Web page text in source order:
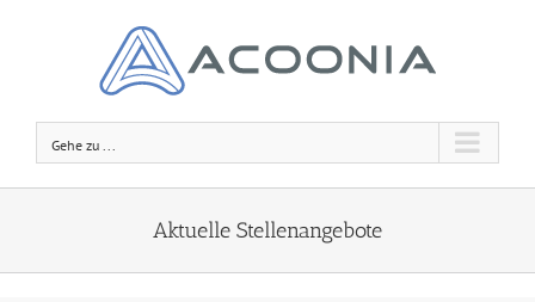
Gehe zu ...
Aktuelle Stellenangebote